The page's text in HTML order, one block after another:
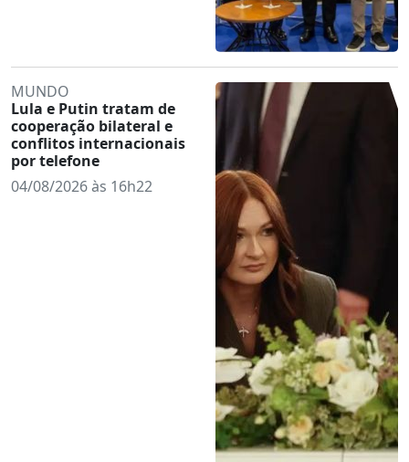
MUNDO
Lula e Putin tratam de
cooperação bilateral e
conflitos internacionais
por telefone
04/08/2026 às 16h22